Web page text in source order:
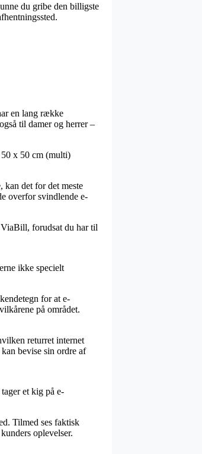
du gribe den billigste
en lang række
til damer og herrer –
x 50 cm (multi)
kan det for det meste
overfor svindlende e-
forudsat du har til
ikke specielt
for at e-
på området.
returret internet
bevise sin ordre af
et kig på e-
Tilmed ses faktisk
oplevelser.